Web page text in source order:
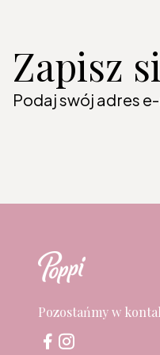
Zapisz
Podaj swój adres
Pozostańmy w